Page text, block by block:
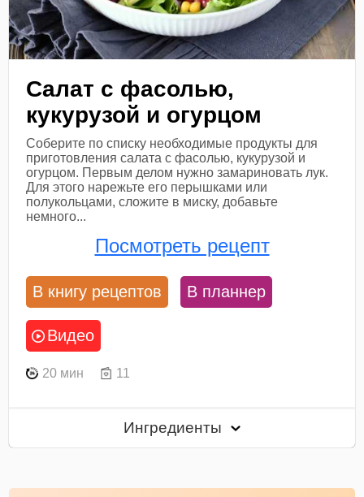
Салат с фасолью,
кукурузой и огурцом
Соберите по списку необходимые продукты для
приготовления салата с фасолью, кукурузой и
огурцом. Первым делом нужно замариновать лук.
Для этого нарежьте его перышками или
полукольцами, сложите в миску, добавьте
немного...
Посмотреть рецепт
В книгу рецептов В планнер
Видео
20 мин 11
Ингредиенты